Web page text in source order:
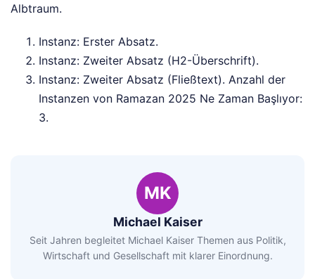
Albtraum.
Instanz: Erster Absatz.
Instanz: Zweiter Absatz (H2-Überschrift).
Instanz: Zweiter Absatz (Fließtext). Anzahl der
Instanzen von Ramazan 2025 Ne Zaman Başlıyor:
3.
MK
Michael Kaiser
Seit Jahren begleitet Michael Kaiser Themen aus Politik,
Wirtschaft und Gesellschaft mit klarer Einordnung.